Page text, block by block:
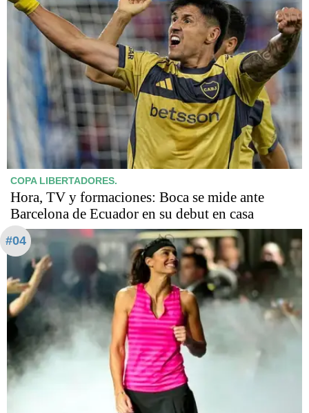
COPA LIBERTADORES.
Hora, TV y formaciones: Boca se mide ante
Barcelona de Ecuador en su debut en casa
#04